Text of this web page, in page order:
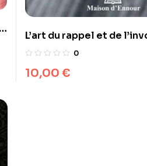
L’art du rappel et de
chez l’ultime Prophète
0
10,00 €